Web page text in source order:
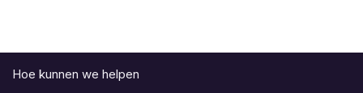
Hoe kunnen we helpen